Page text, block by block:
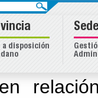
a disposición